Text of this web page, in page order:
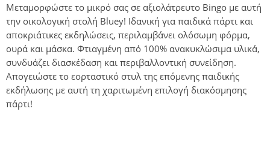
Μεταμορφώστε το μικρό σας σε αξιολάτρευτο Bingo με αυτή
την οικολογική στολή Bluey! Ιδανική για παιδικά πάρτι και
αποκριάτικες εκδηλώσεις, περιλαμβάνει ολόσωμη φόρμα,
ουρά και μάσκα. Φτιαγμένη από 100% ανακυκλώσιμα υλικά,
συνδυάζει διασκέδαση και περιβαλλοντική συνείδηση.
Απογειώστε το εορταστικό στυλ της επόμενης παιδικής
εκδήλωσης με αυτή τη χαριτωμένη επιλογή διακόσμησης
πάρτι!